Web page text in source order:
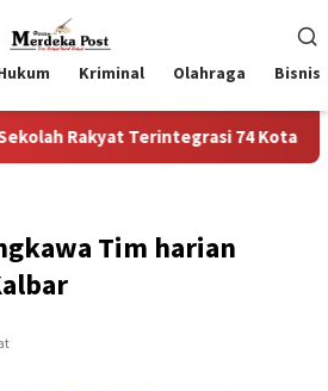
Kriminal Olahraga Bisnis
Terintegrasi 74 Kota Tual
Tim harian